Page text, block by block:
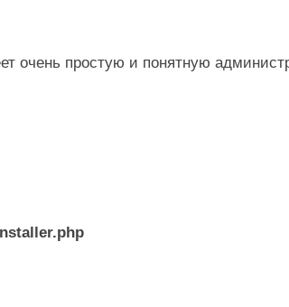
очень простую и понятную